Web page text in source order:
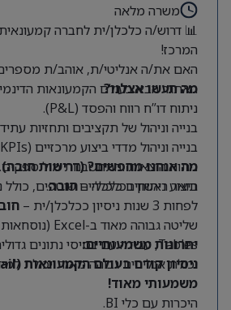
משרה מלאה
📊 דרוש/ה כלכלן/ית לחברה
המרכז!
האם את/ה אנליטי/ת, אוהב/ת
האתגר הבא בעולם הקמעונאות
מה תעשו אצלנו?
ניתוח דו”ח רווח והפסד (P&L).
בנייה וניהול של תקציבים ותחזיות
בנייה וניהול מדדי ביצוע מרכזיים (KPIs).
ניתוח הוצאות והתחשבנות מול ספקים.
ביצוע ניתוחים כלכליים שוטפים,
מה אנחנו מחפשים? (דרישות חובה)
תואר ראשון בכלכלה –חובה.
לפחות 3 שנות ניסיון ככלכלן/ית –
Tables, עבודה עם בסיסי נתונים גדולים) –
יכולת אנליטית גבוהה מאוד ויכולת
יתרונות משמעותיים:
משמעותי מאוד!
היכרות עם כלי BI.